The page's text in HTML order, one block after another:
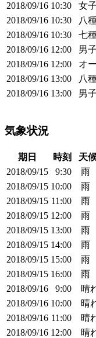
2018/09/16 10:30 女子
2018/09/16 10:30 八
2018/09/16 10:30 七
2018/09/16 12:00 男子
2018/09/16 12:00 オ
2018/09/16 13:00 八
2018/09/16 13:00 男子
気象状況
期日 時刻 天
2018/09/15
9:30 雨
2018/09/15 10:00 雨
2018/09/15 11:00 雨
2018/09/15 12:00 雨
2018/09/15 13:00 雨
2018/09/15 14:00 雨
2018/09/15 15:00 雨
2018/09/15 16:00 雨
2018/09/16
9:00 晴
2018/09/16 10:00 晴
2018/09/16 11:00 晴
2018/09/16 12:00 晴